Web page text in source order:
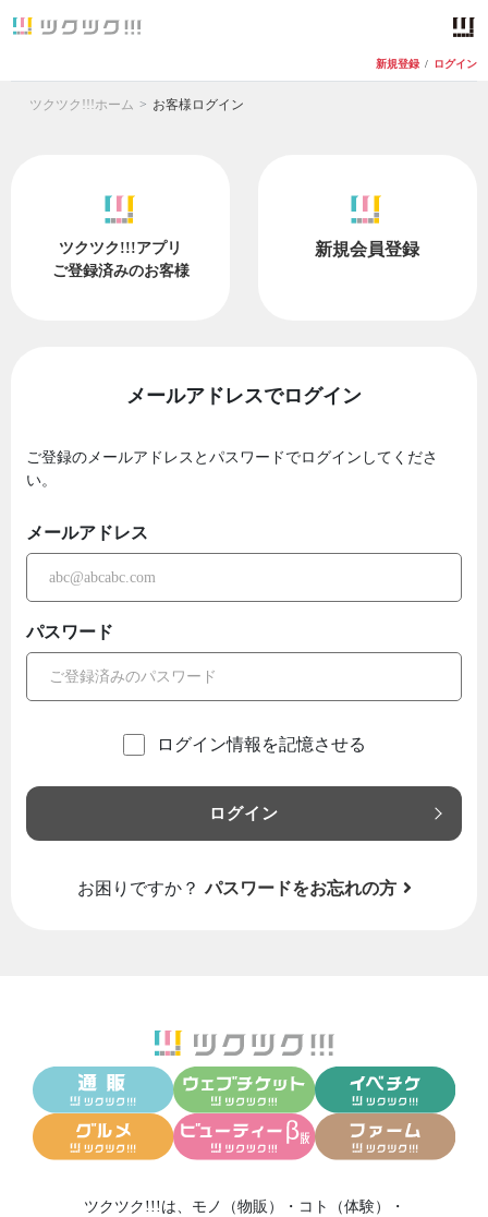
新規登録 / ログイン
ツクツク!!!ホーム お客様ログイン
ツクツク!!!アプリ
ご登録済みのお客様
新規会員登録
メールアドレスでログイン
ご登録のメールアドレスとパスワードでログインしてくださ
い。
メールアドレス
パスワード
ログイン情報を記憶させる
ログイン
お困りですか？ パスワードをお忘れの方
ツクツク!!!は、 モノ（物販） ・ コト（体験）
・